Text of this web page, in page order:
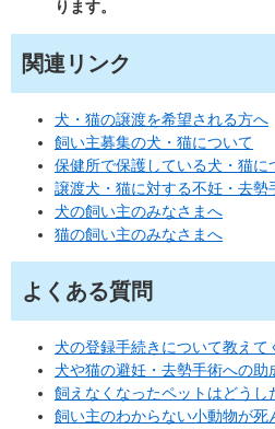
ります。
関連リンク
犬・猫の譲渡を希望される方へ
飼い主募集の犬・猫について
保健所で保護している犬・猫に
譲渡犬・猫に対する不妊・去勢
犬の飼い主のみなさまへ
猫の飼い主のみなさまへ
よくある質問
犬の登録手続きについて教えて
犬や猫の避妊・去勢手術への助
飼えなくなったペットはどうし
飼い主のわからない小動物が